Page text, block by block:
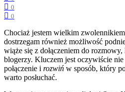
0
0
Chociaż jestem wielkim
dostrzegam również możliwość
wiąże się z dołączeniem do
blogerzy. Kluczem jest oczywiście nie
połączenie i rozwiń w sposób, który
warto posłuchać.